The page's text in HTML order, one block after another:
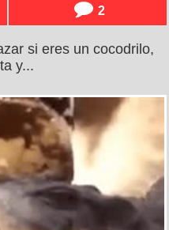
2
si eres un cocodrilo,
y...